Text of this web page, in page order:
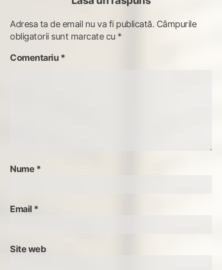
Adresa ta de email nu va fi publicată. Câmpurile
obligatorii sunt marcate cu *
Comentariu *
Nume *
Email *
Site web